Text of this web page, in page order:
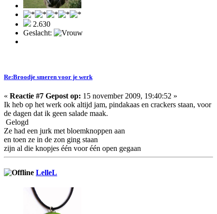
2.630
Geslacht:
Re:Broodje smeren voor je werk
« Reactie #7 Gepost op: 15 november 2009, 19:40:52 »
Ik heb op het werk ook altijd jam, pindakaas en crackers staan, voor
de dagen dat ik geen salade maak.
Gelogd
Ze had een jurk met bloemknoppen aan
en toen ze in de zon ging staan
zijn al die knopjes één voor één open gegaan
LelleL